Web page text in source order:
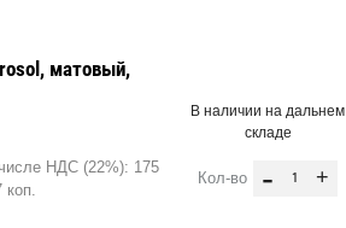
матовый,
НДС (22%): 175
В наличии на дальнем
складе
Кол-во - +